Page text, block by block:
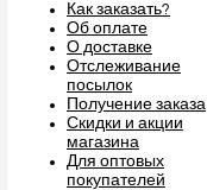
Как заказать?
Об оплате
О доставке
Отслеживание
посылок
Получение заказа
Скидки и акции
магазина
Для оптовых
покупателей